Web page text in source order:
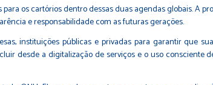
os cartórios dentro dessas duas agendas globais. A
e responsabilidade com as futuras gerações.
instituições públicas e privadas para garantir que
desde a digitalização de serviços e o uso consciente